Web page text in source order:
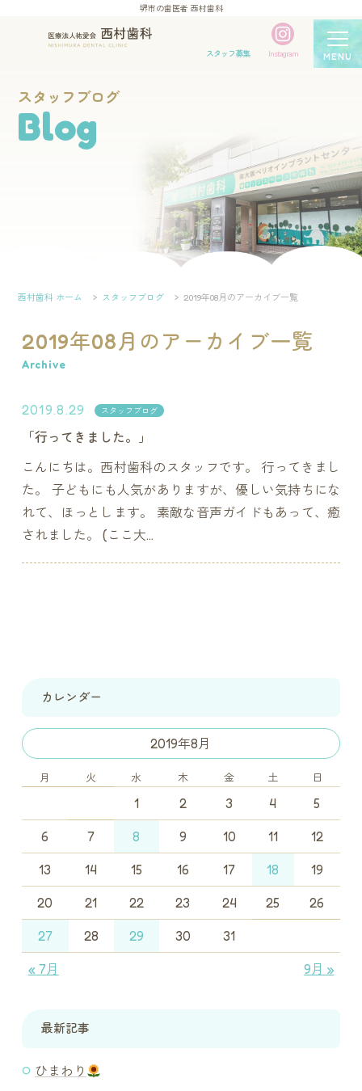
堺市の歯医者 西村歯科
スタッフ募集 Instagram MENU
スタッフブログ
Blog
西村歯科 ホーム スタッフブログ 2019年08月のアーカイブ一覧
2019年08月のアーカイブ一覧
Archive
2019.8.29 スタッフブログ
「行ってきました。」
こんにちは。西村歯科のスタッフです。 行ってきまし
た。 子どもにも人気がありますが、優しい気持ちにな
れて、ほっとします。 素敵な音声ガイドもあって、癒
されました。 (ここ大...
カレンダー
2019年8月
月 火 水 木 金 土 日
1 2 3 4 5
6 7 8 9 10 11 12
13 14 15 16 17 18 19
20 21 22 23 24 25 26
27 28 29 30 31
« 7月 9月 »
最新記事
ひまわり